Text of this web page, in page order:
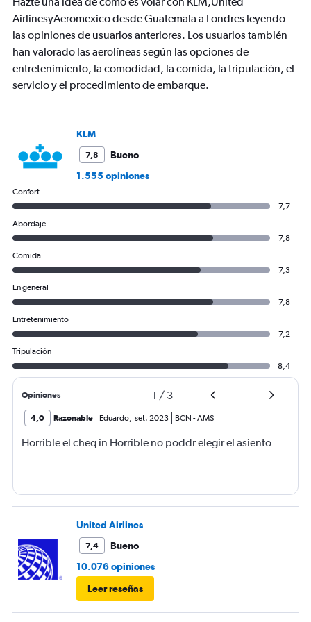
1
Y
axis
displaying
Range:
AirlinesyAeromexico desde Guatemala a Londres leyendo
las opiniones de usuarios anteriores. Los usuarios también
han valorado las aerolíneas según las opciones de
entretenimiento, la comodidad, la comida, la tripulación, el
servicio y el procedimiento de embarque.
KLM
7,8
Bueno
1.555 opiniones
Confort
7,7
Abordaje
7,8
Comida
7,3
En general
7,8
Entretenimiento
7,2
Tripulación
8,4
Opiniones 1 / 3
4,0 Razonable Eduardo, set. 2023 BCN -AMS
Horrible el cheq in Horrible no poddr elegir el asiento
United Airlines
7,4
Bueno
10.076 opiniones
Leer reseñas